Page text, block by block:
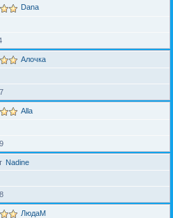
Dana
Алочка
Alla
Nadine
ЛюдаМ